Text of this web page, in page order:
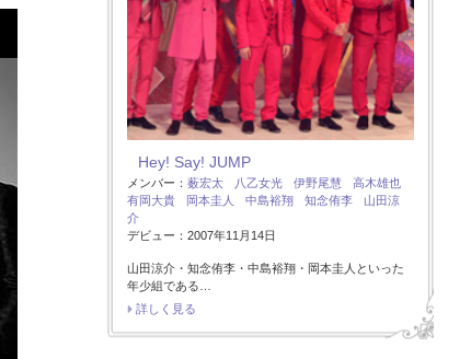
Hey! Say! JUMP
メンバー： 薮宏太 八乙女光 伊野尾慧
高木雄也
有岡大貴
岡本圭人 中島裕翔 知念侑李
山田涼
介
デビュー：2007年11月14日
山田涼介・知念侑李・中島裕翔・岡本圭人といった
年少組である…
詳しく見る